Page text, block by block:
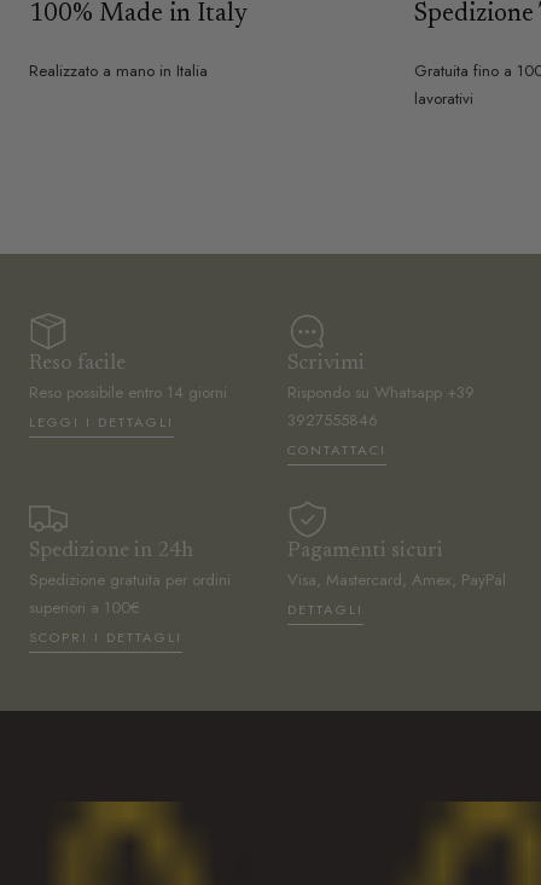
100% Made in Italy
Realizzato a mano in Italia
Spedizione
Gratuita fino a
lavorativi
Reso facile
Reso possibile entro 14 giorni
LEGGI I DETTAGLI
Scrivimi
Rispondo su Whatsapp +39
3927555846
CONTATTACI
Spedizione in 24h
Spedizione gratuita per ordini
superiori a 100€
SCOPRI I DETTAGLI
Pagamenti sicuri
Visa, Mastercard, Amex, PayPal
DETTAGLI